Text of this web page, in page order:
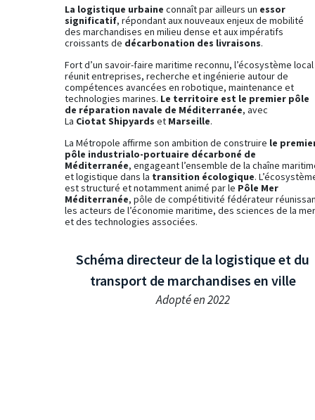
La logistique urbaine connaît par ailleurs un essor
significatif, répondant aux nouveaux enjeux de mobilité
des marchandises en milieu dense et aux impératifs
croissants de décarbonation des livraisons.
Fort d’un savoir-faire maritime reconnu, l’écosystème local
réunit entreprises, recherche et ingénierie autour de
compétences avancées en robotique, maintenance et
technologies marines. Le territoire est le premier pôle
de réparation navale de Méditerranée, avec
La Ciotat Shipyards et Marseille.
La Métropole affirme son ambition de construire le
pôle industrialo-portuaire décarboné de
Méditerranée, engageant l’ensemble de la chaîne
et logistique dans la transition écologique.
est structuré et notamment animé par le Pôle Mer
Méditerranée, pôle de compétitivité fédérateur
les acteurs de l’économie maritime, des sciences de la mer
et des technologies associées.
Schéma directeur de la logistique et du
transport de marchandises en ville
Adopté en 2022